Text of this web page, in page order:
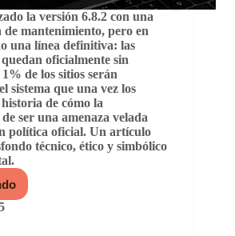
la versión 6.8.2 con una
mantenimiento, pero en
una línea definitiva: las
oficialmente sin
de los sitios serán
sistema que una vez los
de cómo la
ser una amenaza velada
política oficial. Un artículo
técnico, ético y simbólico